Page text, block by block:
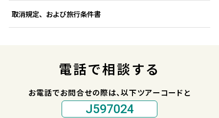
取消規定、および旅行条件書
電話で相談する
お電話でお問合せの際は、以下ツアーコードと
J597024